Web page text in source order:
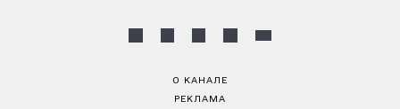
О КАНАЛЕ
РЕКЛАМА